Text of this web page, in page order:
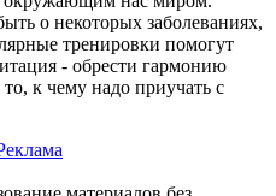
о некоторых заболеваниях,
тренировки помогут
- обрести гармонию
к чему надо приучать с